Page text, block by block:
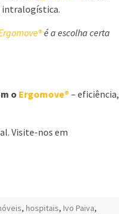
intralogística.
é a escolha certa
o Ergomove® – eficiência,
Visite-nos em
, hospitais, Ivo Paiva,